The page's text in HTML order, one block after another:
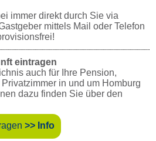
immer direkt durch Sie via
mittels Mail oder Telefon
eintragen
auch für Ihre Pension,
in und um Homburg
dazu finden Sie über den
>> Info